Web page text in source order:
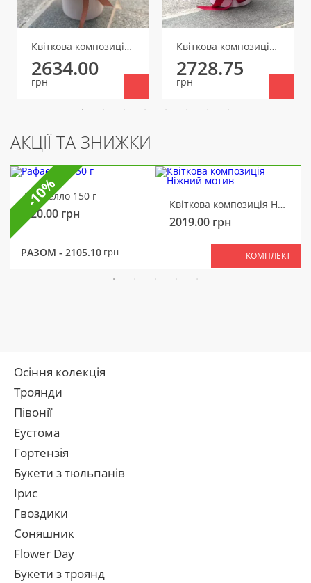
Квіткова композиція Аристократка
2634.00
грн
Квіткова композиція Драма
2728.75
грн
АКЦІЇ ТА ЗНИЖКИ
Рафаелло 150 г
320.00 грн
Квіткова композиція Ніжний мотив
2019.00 грн
РАЗОМ - 2105.10 грн КОМПЛЕКТ
-10%
Осіння колекція
Троянди
Півонії
Еустома
Гортензія
Букети з тюльпанів
Ірис
Гвоздики
Соняшник
Flower Day
Букети з троянд